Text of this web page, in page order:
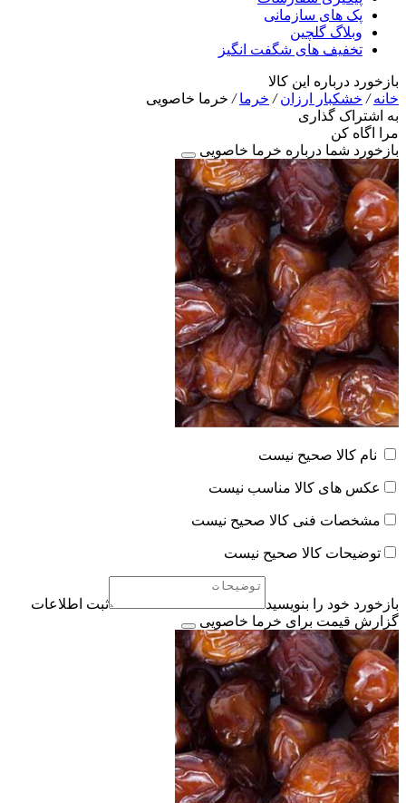
پک های سازمانی
وبلاگ گلچین
تخفیف های شگفت انگیز
بازخورد درباره این کالا
خانه/ خشکبار ارزان/ خرما/ خرما خاصویی
به اشتراک گذاری
مرا اگاه کن
بازخورد شما درباره خرما خاصویی
نام کالا صحیح نیست
عکس های کالا مناسب نیست
مشخصات فنی کالا صحیح نیست
توضیحات کالا صحیح نیست
بازخورد خود را بنویسید
ثبت اطلاعات
گزارش قیمت برای خرما خاصویی